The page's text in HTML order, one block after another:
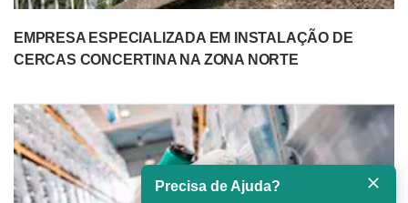
EMPRESA ESPECIALIZADA EM INSTALAÇÃO DE
CERCAS CONCERTINA NA ZONA NORTE
Precisa de Ajuda?